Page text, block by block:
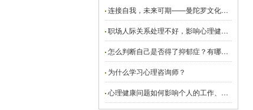
心理训练体验平台
服务效益
连接自我，未来可期——曼陀罗文化俱乐部报道（28）
职场人际关系处理不好，影响心理健康，该怎么办？
怎么判断自己是否得了抑郁症？有哪些自测方法？
为什么学习心理咨询师？
心理健康问题如何影响个人的工作、学习和社交生活？